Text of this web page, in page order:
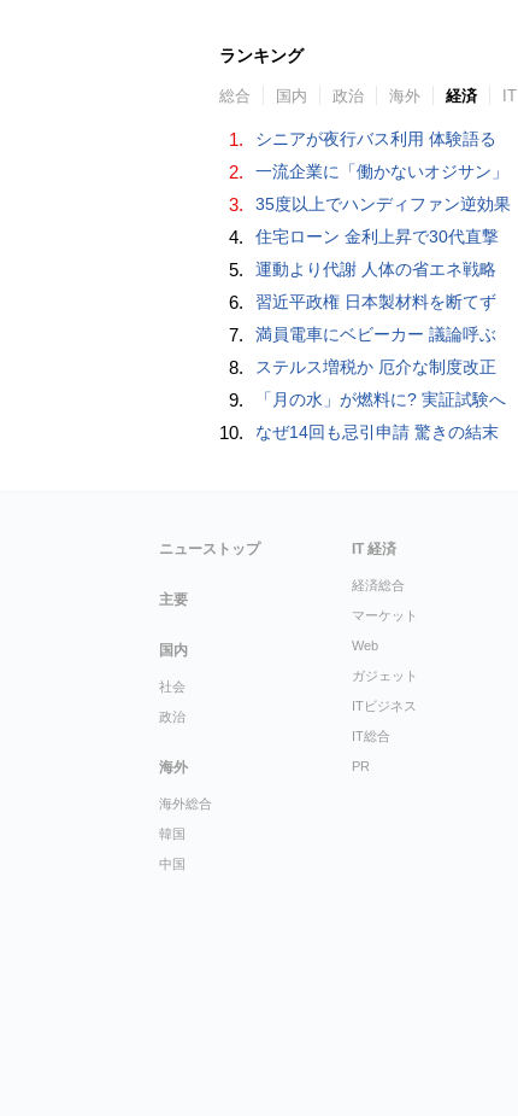
ランキング
総合 国内 政治 海外 経済 IT
1. シニアが夜行バス利用 体験語る
2. 一流企業に「働かないオジサン」
3. 35度以上でハンディファン逆効果
4. 住宅ローン 金利上昇で30代直撃
5. 運動より代謝 人体の省エネ戦略
6. 習近平政権 日本製材料を断てず
7. 満員電車にベビーカー 議論呼ぶ
8. ステルス増税か 厄介な制度改正
9. 「月の水」が燃料に? 実証試験へ
10. なぜ14回も忌引申請 驚きの結末
ニューストップ
主要
国内
社会
政治
海外
海外総合
韓国
中国
IT 経済
経済総合
マーケット
Web
ガジェット
ITビジネス
IT総合
PR